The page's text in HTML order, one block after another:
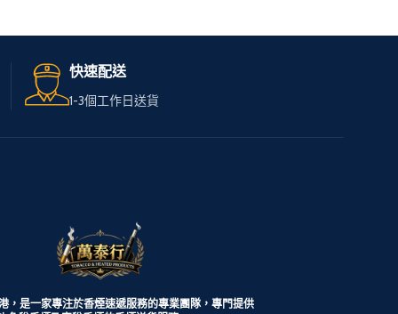
我們服務全港，送貨快速可
靠，
讓您享受高品質私煙。
下單簡便，接受現金交收，
貨到付款。
讓您享受
快速配送
1-3個工作日送貨
，是一家專注於香煙速遞服務的專業團隊，專門提供